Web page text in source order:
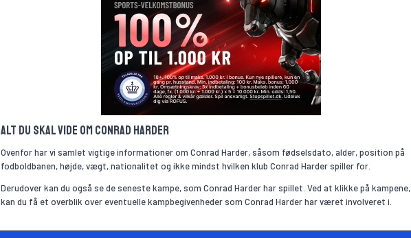
Alt du skal vide om Conrad Harder
Ovenfor har vi samlet vigtige informationer om Conrad Harder, såsom fødselsdato, alder, position på
fodboldbanen, højde, vægt, nationalitet og ikke mindst hvilken klub Conrad Harder spiller for.
Derudover kan du også se de seneste kampe, som Conrad Harder har spillet. Ved at klikke på kampene,
kan du få et overblik over eventuelle kampbegivenheder som Conrad Harder har været involveret i.